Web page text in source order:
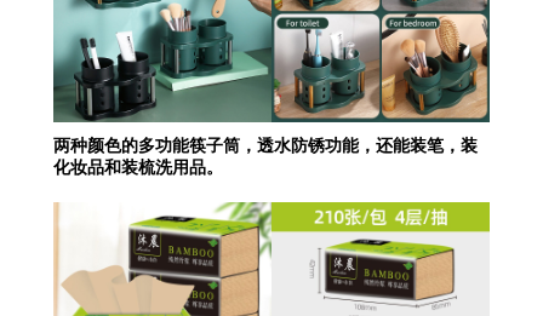
两种颜色的多功能筷子筒，透水防锈功能，还能装笔，装
化妆品和装梳洗用品。